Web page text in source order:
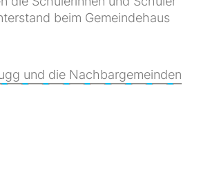
beim Gemeindehaus
und die Nachbargemeinden